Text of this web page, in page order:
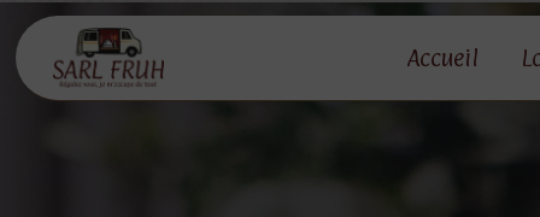
Accueil
Panneau de gestion des cookies